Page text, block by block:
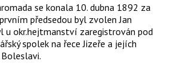
se konala 10. dubna 1892 za
předsedou byl zvolen Jan
u okr.hejtmanství zaregistrován pod
spolek na řece Jizeře a jejích